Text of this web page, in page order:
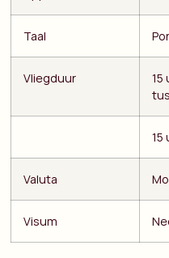
Taal
Vliegduur
15
15
Valuta
Visum